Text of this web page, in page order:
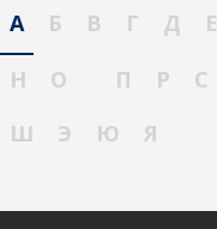
А Б В Г Д Е
Н
О П Р С
Ш
Э Ю Я